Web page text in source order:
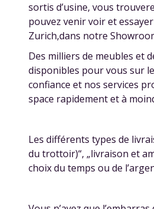
sortis d’usine, vous
pouvez venir voir et
Zurich,dans notre
Des milliers de meubles et
disponibles pour vous sur
confiance et nos services
space rapidement et à
Les différents types de
du trottoir)“, „livraison et
choix du temps ou de